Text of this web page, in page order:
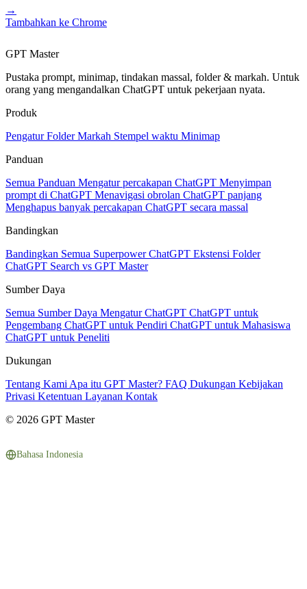
→
Tambahkan ke Chrome
GPT Master
Pustaka prompt, minimap, tindakan massal, folder & markah. Untuk
orang yang mengandalkan ChatGPT untuk pekerjaan nyata.
Produk
PengaturFolderMarkah Stempel waktu Minimap
Panduan
Semua Panduan Mengatur percakapan ChatGPT Menyimpan
prompt di ChatGPT Menavigasi obrolan ChatGPT panjang
Menghapus banyak percakapan ChatGPT secara massal
Bandingkan
Bandingkan Semua Superpower ChatGPT Ekstensi Folder
ChatGPT Search vs GPT Master
Sumber Daya
Semua Sumber Daya Mengatur ChatGPT ChatGPT untuk
Pengembang ChatGPT untuk Pendiri ChatGPT untuk Mahasiswa
ChatGPT untuk Peneliti
Dukungan
Tentang Kami Apa itu GPT Master? FAQ Dukungan Kebijakan
Privasi Ketentuan Layanan Kontak
© 2026 GPT Master
Bahasa Indonesia